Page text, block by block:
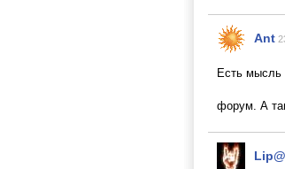
Ant
Есть мысль
форум. А
Lip@